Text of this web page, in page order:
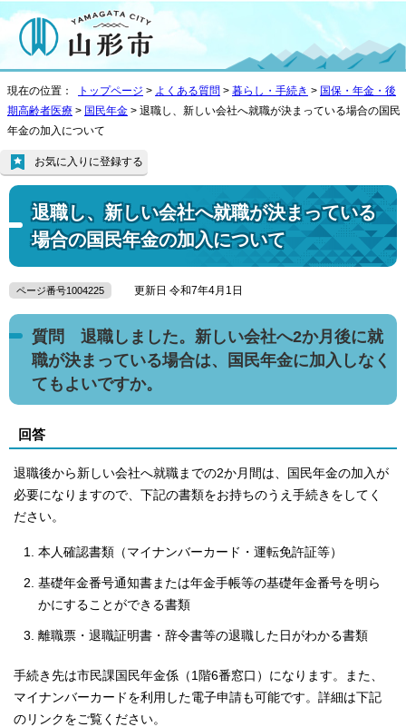
現在の位置： トップページ > よくある質問 > 暮らし・手続き > 国保・年金・後
期高齢者医療 > 国民年金 > 退職し、新しい会社へ就職が決まっている場合の国民
年金の加入について
退職し、新しい会社へ就職が決まっている
場合の国民年金の加入について
お気に入りに登録する
ページ番号1004225 更新日 令和7年4月1日
質問 退職しました。新しい会社へ2か月後に就
職が決まっている場合は、国民年金に加入しなく
てもよいですか。
回答
退職後から新しい会社へ就職までの2か月間は、国民年金の加入が
必要になりますので、下記の書類をお持ちのうえ手続きをしてく
ださい。
本人確認書類（マイナンバーカード・運転免許証等）
基礎年金番号通知書または年金手帳等の基礎年金番号を明ら
かにすることができる書類
離職票・退職証明書・辞令書等の退職した日がわかる書類
手続き先は市民課国民年金係（1階6番窓口）になります。また、
マイナンバーカードを利用した電子申請も可能です。詳細は下記
のリンクをご覧ください。